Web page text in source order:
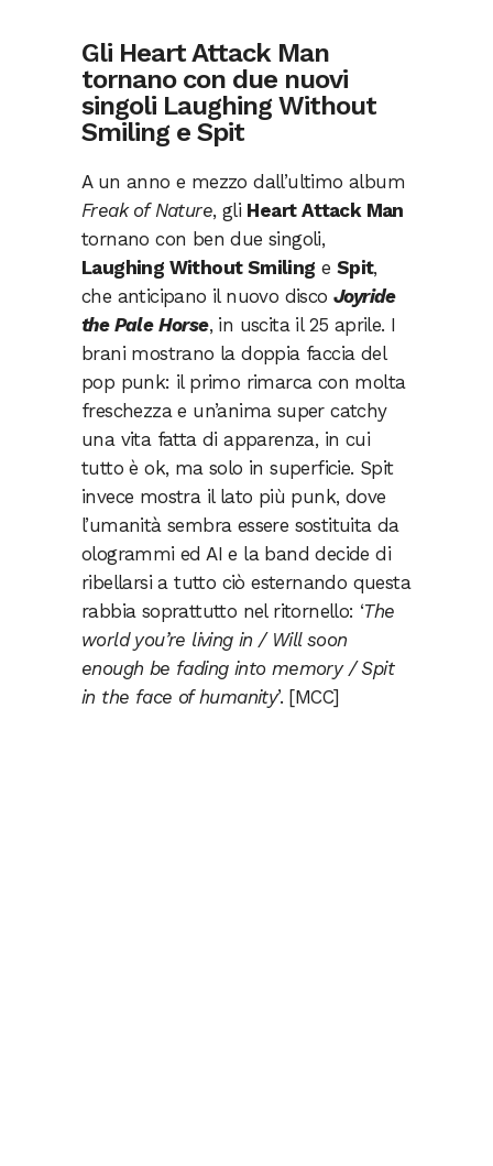
Gli Heart Attack Man
tornano con due nuovi
singoli Laughing Without
Smiling e Spit
A un anno e mezzo dall’ultimo album
Freak of Nature, gli Heart Attack Man
tornano con ben due singoli,
Laughing Without Smiling e Spit,
che anticipano il nuovo disco Joyride
the Pale Horse, in uscita il 25 aprile. I
brani mostrano la doppia faccia del
pop punk: il primo rimarca con molta
freschezza e un’anima super catchy
una vita fatta di apparenza, in cui
tutto è ok, ma solo in superficie. Spit
invece mostra il lato più punk, dove
l’umanità sembra essere sostituita da
ologrammi ed AI e la band decide di
ribellarsi a tutto ciò esternando questa
rabbia soprattutto nel ritornello: ‘The
world you’re living in / Will soon
enough be fading into memory / Spit
in the face of humanity’. [MCC]